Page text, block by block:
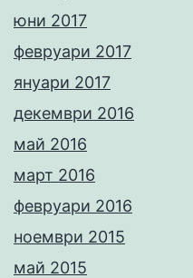
юни 2017
февруари 2017
януари 2017
декември 2016
май 2016
март 2016
февруари 2016
ноември 2015
май 2015